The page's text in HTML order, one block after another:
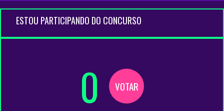
ESTOU PARTICIPANDO DO CONCURSO
0 VOTAR